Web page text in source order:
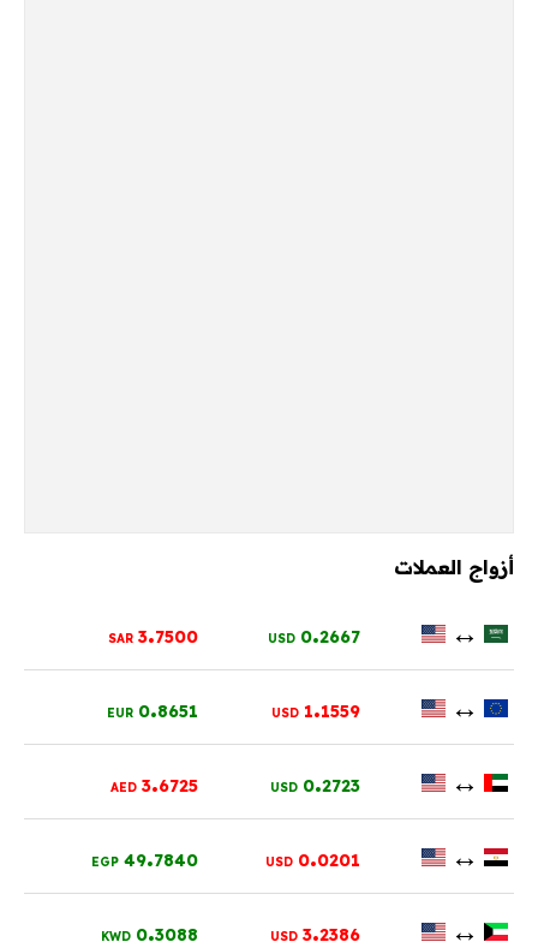
أزواج العملات
↔
0.2667
USD
3.7500
SAR
↔
1.1559
USD
0.8651
EUR
↔
0.2723
USD
3.6725
AED
↔
0.0201
USD
49.7840
EGP
↔
3.2386
USD
0.3088
KWD